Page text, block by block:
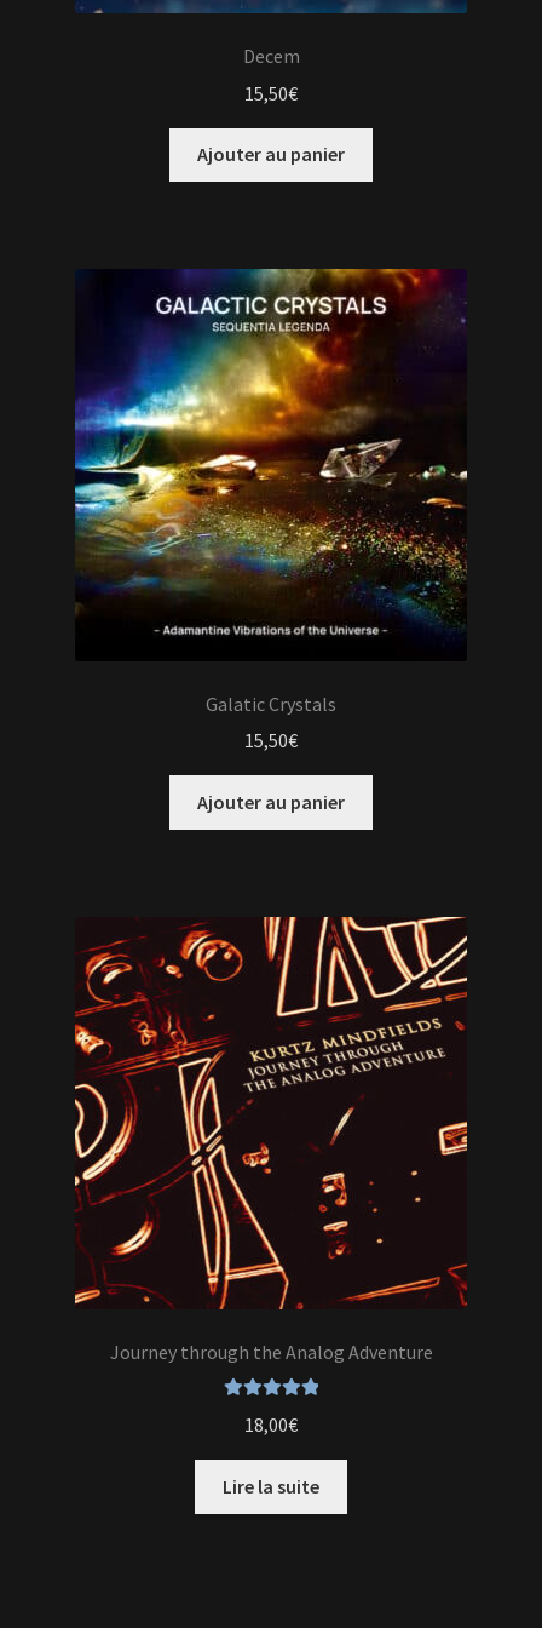
Decem
15,50€
Ajouter au panier
Galatic Crystals
15,50€
Ajouter au panier
Journey through the Analog Adventure
5
18,00€
Lire la suite